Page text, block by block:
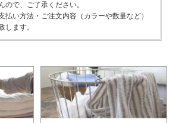
ので、ご了承ください。
払い方法・ご注文内容（カラーや数量など）
します。